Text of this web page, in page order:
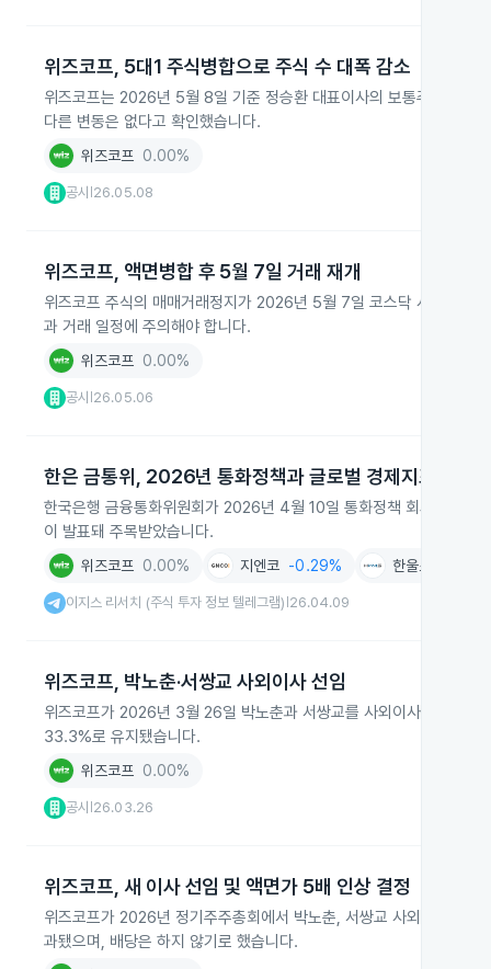
위즈코프, 5대1 주식병합으로 주식 수 대폭 감소
위즈코프는 2026년 5월 8일 기준 정승환 대표이사의 보통주 보유
다른 변동은 없다고 확인했습니다.
위즈코프 0.00%
공시 26.05.08
위즈코프, 액면병합 후 5월 7일 거래 재개
위즈코프 주식의 매매거래정지가 2026년 5월 7일 코스닥 시장에서
과 거래 일정에 주의해야 합니다.
위즈코프 0.00%
공시 26.05.06
한은 금통위, 2026년 통화정책과 글로벌 경제지표 동시
한국은행 금융통화위원회가 2026년 4월 10일 통화정책 회의를 열
이 발표돼 주목받았습니다.
위즈코프 0.00% 지엔코 -0.29% 한울소재과학
이지스 리서치 (주식 투자 정보 텔레그램) 26.04.09
위즈코프, 박노춘·서쌍교 사외이사 선임
위즈코프가 2026년 3월 26일 박노춘과 서쌍교를 사외이사로 선임
33.3%로 유지됐습니다.
위즈코프 0.00%
공시 26.03.26
위즈코프, 새 이사 선임 및 액면가 5배 인상 결정
위즈코프가 2026년 정기주주총회에서 박노춘, 서쌍교 사외이사와
과됐으며, 배당은 하지 않기로 했습니다.